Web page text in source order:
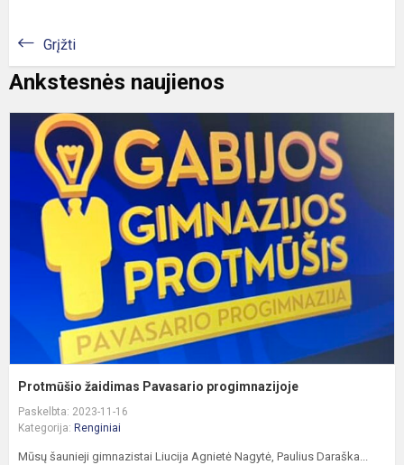
Grįžti
Ankstesnės naujienos
Protmūšio žaidimas Pavasario progimnazijoje
Paskelbta: 2023-11-16
Kategorija: Renginiai
Mūsų šaunieji gimnazistai Liucija Agnietė Nagytė, Paulius Daraška...